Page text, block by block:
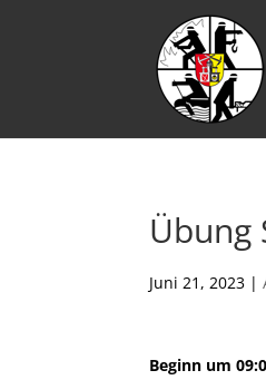
Übung
Juni 21, 2023 |
Beginn um